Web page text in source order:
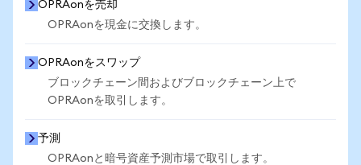
OPRAonを売却
OPRAonを現金に交換します。
OPRAonをスワップ
ブロックチェーン間およびブロックチェーン上で
OPRAonを取引します。
予測
OPRAonと暗号資産予測市場で取引します。